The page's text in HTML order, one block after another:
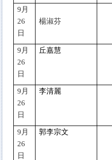
9 月
26
日
楊淑芬
9 月
26
日
丘嘉慧
9 月
26
日
李清麗
9 月
26
日
郭李宗文